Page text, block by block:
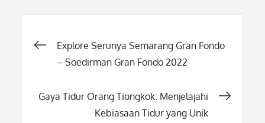
Post
Explore Serunya Semarang Gran Fondo
– Soedirman Gran Fondo 2022
Gaya Tidur Orang Tiongkok: Menjelajahi
Kebiasaan Tidur yang Unik